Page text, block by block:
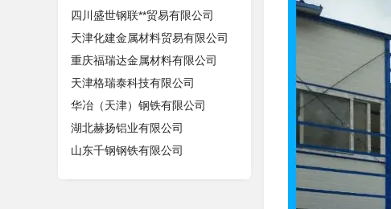
四川盛世钢联**贸易有限公司
天津化建金属材料贸易有限公司
重庆福瑞达金属材料有限公司
天津格瑞泰科技有限公司
华冶（天津）钢铁有限公司
湖北赫扬铝业有限公司
山东千钢钢铁有限公司